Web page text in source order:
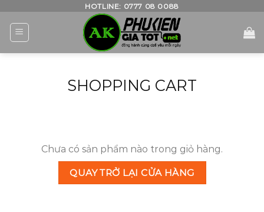
content
HOTLINE: 0777 08 0088
SHOPPING CART
Chưa có sản phẩm nào trong giỏ hàng.
QUAY TRỞ LẠI CỬA HÀNG